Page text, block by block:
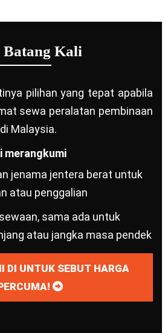
Batang Kali
pilihan yang tepat apabila
sewa peralatan pembinaan
Malaysia.
merangkumi
jenama jentera berat untuk
atau penggalian
sama ada untuk
atau jangka masa pendek
DI UNTUK SEBUT HARGA